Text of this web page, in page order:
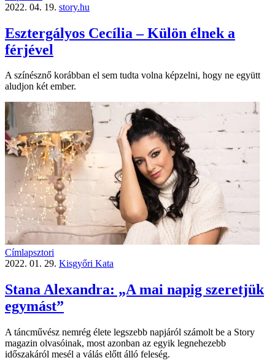
2022. 04. 19. story.hu
Esztergályos Cecília – Külön élnek a
férjével
A színésznő korábban el sem tudta volna képzelni, hogy ne együtt
aludjon két ember.
Címlapsztori
2022. 01. 29. Kisgyőri Kata
Stana Alexandra: „A mai napig szeretjük
egymást”
A táncművész nemrég élete legszebb napjáról számolt be a Story
magazin olvasóinak, most azonban az egyik legnehezebb
időszakáról mesél a válás előtt álló feleség.